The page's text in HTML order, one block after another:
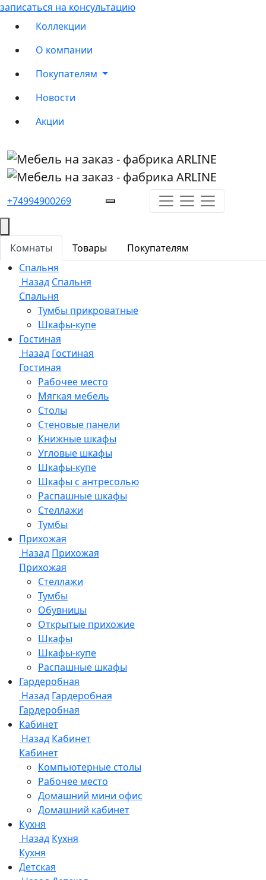
записаться на консультацию
Коллекции
О компании
Покупателям
Новости
Акции
+74994900269